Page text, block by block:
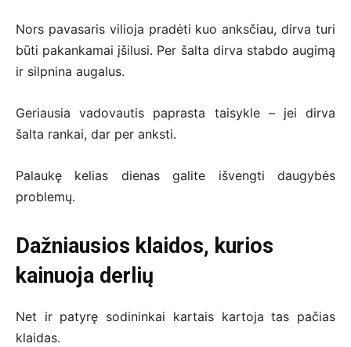
Nors pavasaris vilioja pradėti kuo anksčiau, dirva turi
būti pakankamai įšilusi. Per šalta dirva stabdo augimą
ir silpnina augalus.
Geriausia vadovautis paprasta taisykle – jei dirva
šalta rankai, dar per anksti.
Palaukę kelias dienas galite išvengti daugybės
problemų.
Dažniausios klaidos, kurios
kainuoja derlių
Net ir patyrę sodininkai kartais kartoja tas pačias
klaidas.